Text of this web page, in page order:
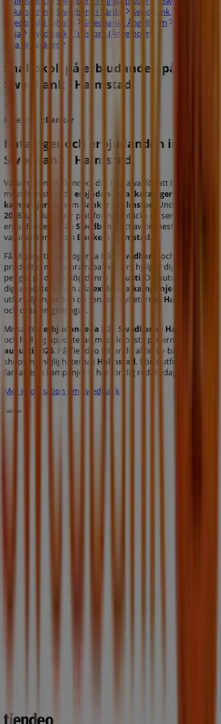
Oskarström
Swedbank i Särdal
Swedbank i Båstad
Swedbank i Laholm
Swedbank i Ängelholm
Höja
Swedbank i Tullstorp (Ängelholm)
Visa fler städer
Snabbkoll på erbjudanden på
Swedbank i Halmstad
Kategorier:Banker
Kataloger och erbjudanden inom
Swedbank i Halmstad
Välkommen till Tiendeo, ditt bästa val för att hitta de
mest framstående erbjudandena katalogerna
kampanjerna
inom Banker Halmstad . Under
2026 kan du på vår plattform upptäcka de senaste
erbjudandena från Swedbank
, ett av de mest populära
varumärkena inom Banker i Halmstad.
Få tillgång till katalogerna från
Swedbank
och upptäck
produkter med stora rabatter som hjälper dig att spara
pengar på dina inköp denna
augusti . Dessutom håller vi
dig uppdaterad om alla exklusiva kampanjer
utförsäljningar och de senaste nyheterna i Halmstad
och dess omgivningar.
Missa inte erbjudandena från Swedbank i Halmstad
och håll dig uppdaterad med de bästa priserna under
augusti 2026. På Tiendeo hittar du alltid de bästa
shoppingmöjligheterna i Halmstad. Börja utforska de
fantastiska kampanjer vi har för dig redan idag!
Mer information om Swedbank
Reklam